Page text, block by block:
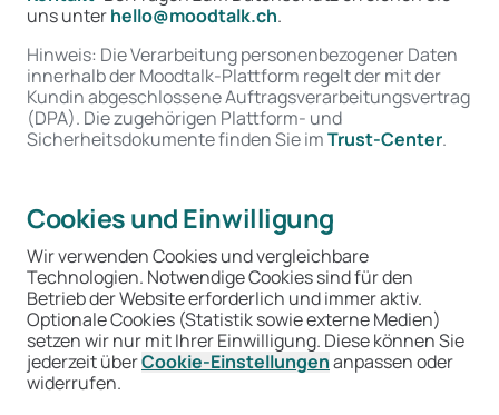
uns unterhello@moodtalk.ch.
Hinweis: Die Verarbeitung personenbezogener Daten
innerhalb der Moodtalk-Plattform regelt der mit der
Kundin abgeschlossene Auftragsverarbeitungsvertrag
(DPA). Die zugehörigen Plattform- und
Sicherheitsdokumente finden Sie imTrust-Center.
Cookies und Einwilligung
Wir verwenden Cookies und vergleichbare
Technologien. Notwendige Cookies sind für den
Betrieb der Website erforderlich und immer aktiv.
Optionale Cookies (Statistik sowie externe Medien)
setzen wir nur mit Ihrer Einwilligung. Diese können Sie
jederzeit überCookie-Einstellungenanpassen oder
widerrufen.